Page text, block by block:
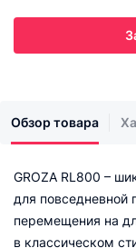
Обзор товара
GROZA RL800 –
для повседневной
перемещения на
в классическом